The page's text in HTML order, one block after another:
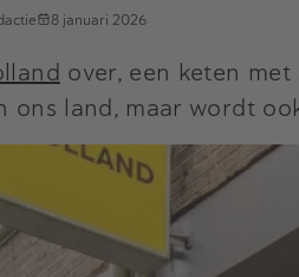
8 januari 2026
over, een keten
ons land, maar wordt